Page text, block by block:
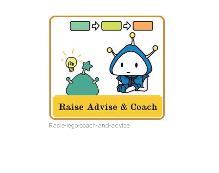
Rasie-lego-coach-and-advise